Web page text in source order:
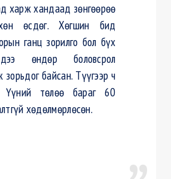
харж хандаад зөнгөөрөө
өсдөг. Хөгшин бид
ганц зорилго бол бүх
өндөр боловсрол
зорьдог байсан. Түүгээр ч
төлөө бараг 60
хөдөлмөрлөсөн.